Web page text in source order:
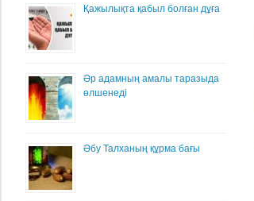
Қажылықта қабыл болған дұға
Әр адамның амалы таразыда
өлшенеді
Әбу Талханың құрма бағы